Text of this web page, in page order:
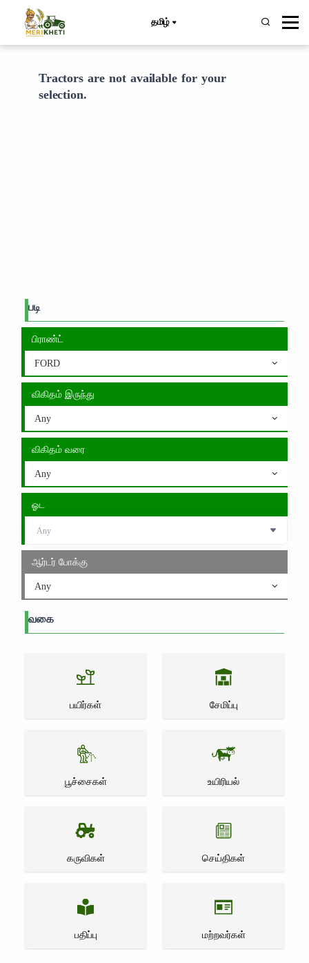
தமிழ்
Tractors are not available for your
selection.
படி
பிராண்ட்
FORD
விகிதம் இருந்து
Any
விகிதம் வரை
Any
ஓட
ஆர்டர் போக்கு
Any
வகை
பயிர்கள் சேமிப்பு
பூச்சைகள் உயிரியல்
கருவிகள் செய்திகள்
பதிப்பு மற்றவர்கள்